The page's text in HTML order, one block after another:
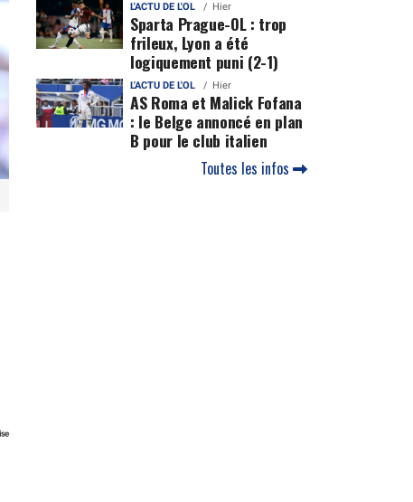
L'ACTU DE L'OL Hier
Sparta Prague-OL : trop
frileux, Lyon a été
logiquement puni (2-1)
L'ACTU DE L'OL Hier
AS Roma et Malick Fofana
: le Belge annoncé en plan
B pour le club italien
Toutes les infos